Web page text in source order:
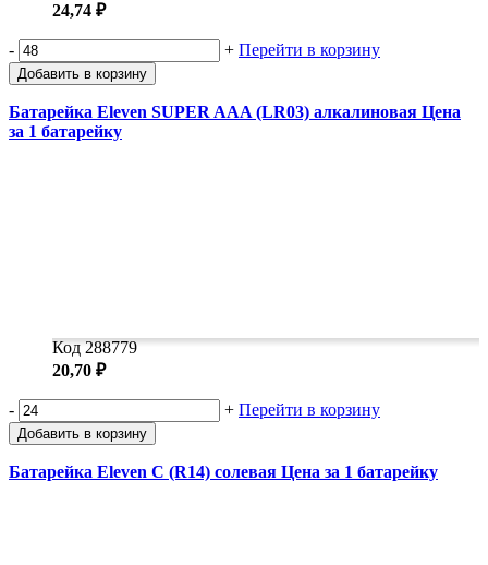
24,74 ₽
- + Перейти в корзину
Добавить в корзину
Батарейка Eleven SUPER AAA (LR03) алкалиновая Цена
за 1 батарейку
Код 288779
20,70 ₽
- + Перейти в корзину
Добавить в корзину
Батарейка Eleven C (R14) солевая Цена за 1 батарейку